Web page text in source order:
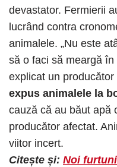
devastator. Fermierii
lucrând contra
animalele. „Nu este
să o faci să meargă în
explicat un
expus animalele la
cauză că au băut apă
producător afectat.
viitor incert.
Citește și: Noi